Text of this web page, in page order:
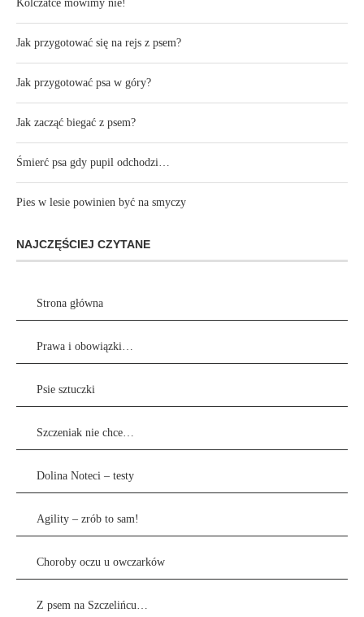
Kolczatce mówimy nie!
Jak przygotować się na rejs z psem?
Jak przygotować psa w góry?
Jak zacząć biegać z psem?
Śmierć psa gdy pupil odchodzi…
Pies w lesie powinien być na smyczy
NAJCZĘŚCIEJ CZYTANE
Strona główna
Prawa i obowiązki…
Psie sztuczki
Szczeniak nie chce…
Dolina Noteci – testy
Agility – zrób to sam!
Choroby oczu u owczarków
Z psem na Szczelińcu…